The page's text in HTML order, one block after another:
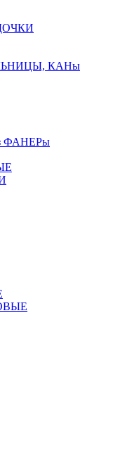
КАНы
ФАНЕРы